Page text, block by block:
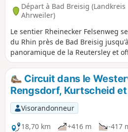
Départ à Bad Breisig (Landkreis
Ahrweiler)
Le sentier Rheinecker Felsenweg
du Rhin près de Bad Breisig
panoramique de la Reutersley et
rocheux exposé une vue
du Rhin moyen. Des formations
basalte, toutes d'origine
historique et des ruines
une randonnée riche en
de larges chemins forestiers et des
les localités font partie du profil
Circuit dans le
Rengsdorf, Kurtscheid
Visorandonneur
18,70 km
+416 m
-417